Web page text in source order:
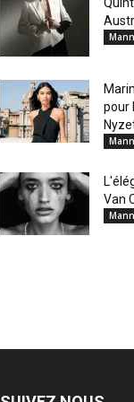
pour
Van